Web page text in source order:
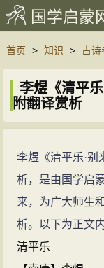
国学启蒙
首页 > 知识 > 古诗
李煜《清平
附翻译赏析
李煜《清平乐·
析，是由国学启
来，为广大师生
析。以下为正文内
清平乐